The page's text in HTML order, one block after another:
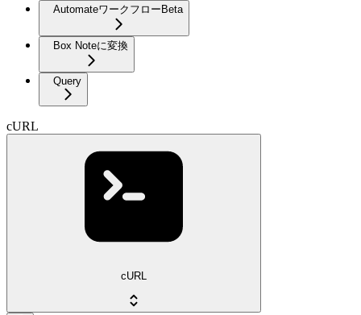
Automateワークフロー Beta
Box Noteに変換
Query
cURL
cURL